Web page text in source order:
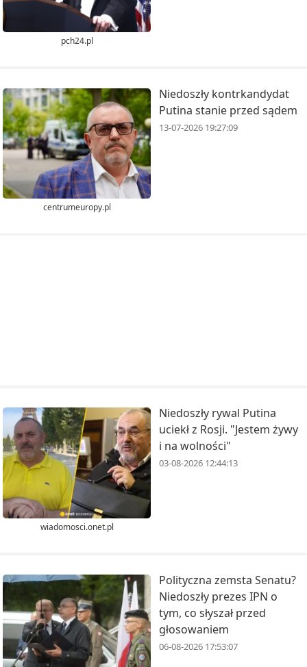
pch24.pl
centrumeuropy.pl
Niedoszły kontrkandydat
Putina stanie przed sądem
13-07-2026 19:27:09
wiadomosci.onet.pl
Niedoszły rywal Putina
uciekł z Rosji. "Jestem żywy
i na wolności"
03-08-2026 12:44:13
Polityczna zemsta Senatu?
Niedoszły prezes IPN o
tym, co słyszał przed
głosowaniem
06-08-2026 17:53:07